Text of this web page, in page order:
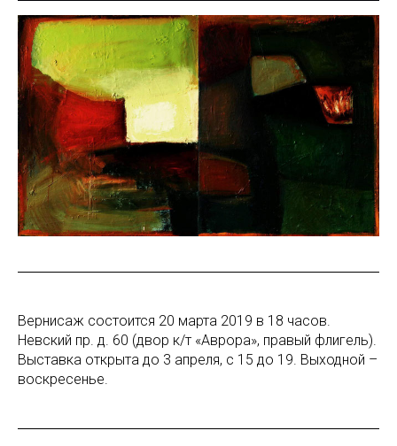
Вернисаж состоится 20 марта 2019 в 18 часов.
Невский пр. д. 60 (двор к/т «Аврора», правый флигель).
Выставка открыта до 3 апреля, с 15 до 19. Выходной –
воскресенье.